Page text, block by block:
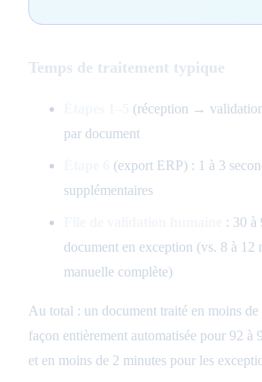
Temps de traitement typique
(réception →
par document
(export ERP) : 1 à 3
supplémentaires
: 30 à
document en exception (vs. 8 à 12
manuelle complète)
Au total : un document traité en moins de
façon entièrement automatisée pour 92
et en moins de 2 minutes pour les